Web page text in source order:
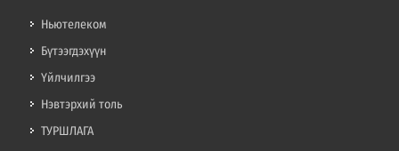
Ньютелеком
Бүтээгдэхүүн
Үйлчилгээ
Нэвтэрхий толь
ТУРШЛАГА